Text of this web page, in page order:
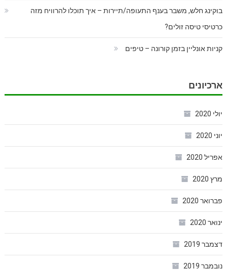
בוקינג חלש, משבר בענף התעופה/תיירות – איך תוכלו להרוויח מזה
כרטיסי טיסה זולים?
קניות אונליין בזמן קורונה – טיפים
ארכיונים
יולי 2020
יוני 2020
אפריל 2020
מרץ 2020
פברואר 2020
ינואר 2020
דצמבר 2019
נובמבר 2019